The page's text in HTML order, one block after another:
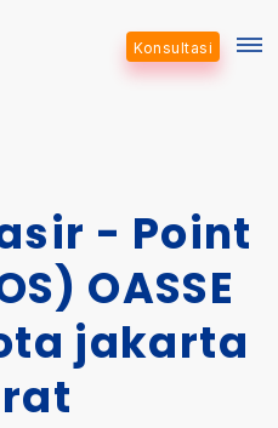
Konsultasi
- Point
OASSE
jakarta